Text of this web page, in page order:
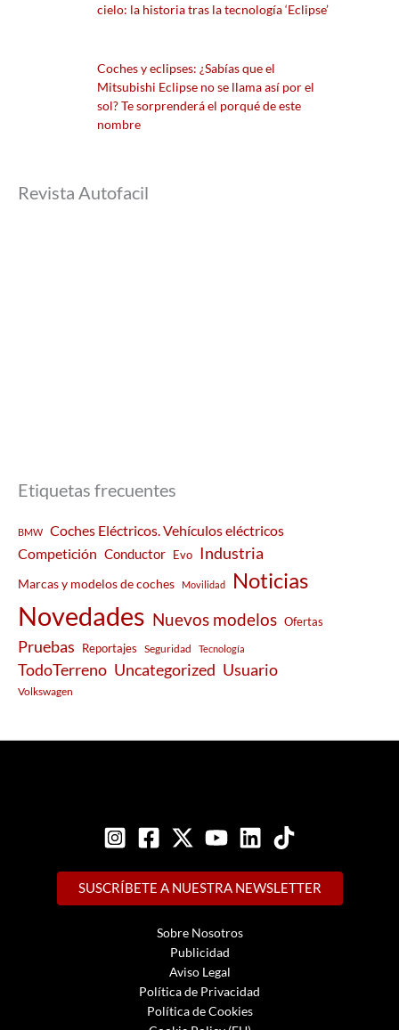
cielo: la historia tras la tecnología ‘Eclipse’
Coches y eclipses: ¿Sabías que el
Mitsubishi Eclipse no se llama así por el
sol? Te sorprenderá el porqué de este
nombre
Revista Autofacil
Etiquetas frecuentes
BMW
Coches Eléctricos. Vehículos eléctricos
Competición Conductor Evo Industria
Marcas y modelos de coches Movilidad Noticias
Novedades Nuevos modelos Ofertas
Pruebas Reportajes Seguridad Tecnología
TodoTerreno Uncategorized Usuario
Volkswagen
SUSCRÍBETE A NUESTRA NEWSLETTER
Sobre Nosotros
Publicidad
Aviso Legal
Política de Privacidad
Política de Cookies